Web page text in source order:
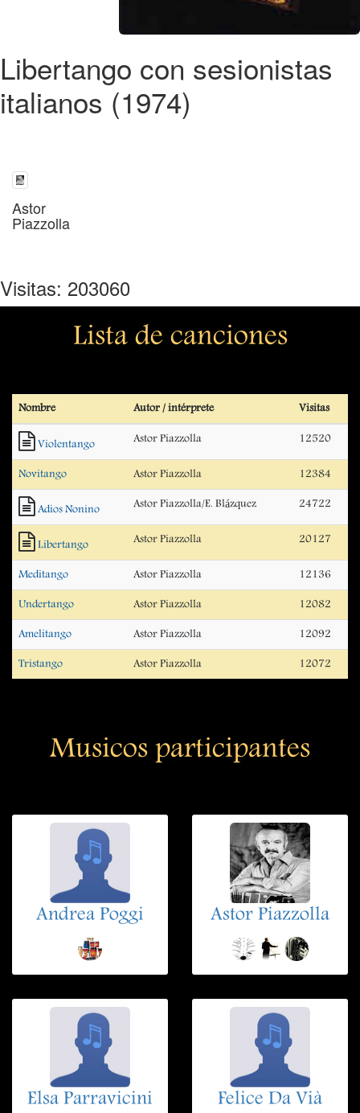
Libertango con sesionistas
italianos (1974)
Astor
Piazzolla
Visitas: 203060
Lista de canciones
Nombre Autor / intérprete Visitas
Violentango Astor Piazzolla 12520
Novitango Astor Piazzolla 12384
Adios Nonino Astor Piazzolla/E. Blázquez 24722
Libertango Astor Piazzolla 20127
Meditango Astor Piazzolla 12136
Undertango Astor Piazzolla 12082
Amelitango Astor Piazzolla 12092
Tristango Astor Piazzolla 12072
Musicos participantes
Andrea Poggi Astor Piazzolla
Elsa Parravicini Felice Da Vià